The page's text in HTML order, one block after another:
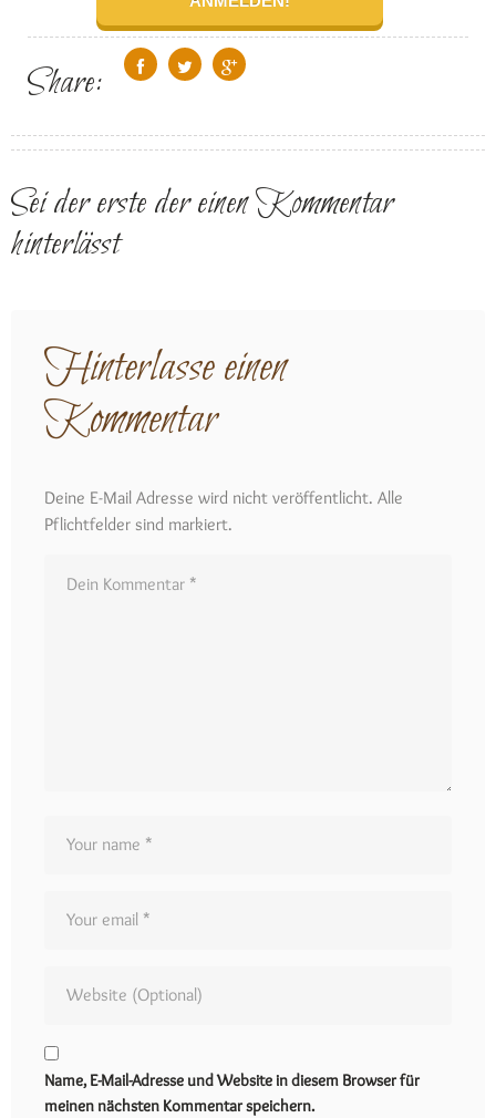
Share:
Sei der erste der einen Kommentar
hinterlässt
Hinterlasse einen
Kommentar
Deine E-Mail Adresse wird nicht veröffentlicht. Alle
Pflichtfelder sind markiert.
Name, E-Mail-Adresse und Website in diesem Browser für
meinen nächsten Kommentar speichern.